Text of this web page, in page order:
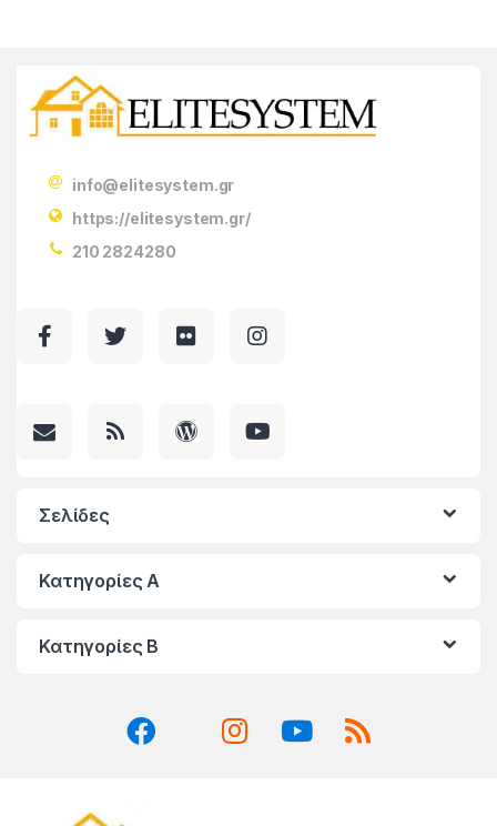
info@elitesystem.gr
https://elitesystem.gr/
210 2824280
Σελίδες
Κατηγορίες A
Κατηγορίες Β